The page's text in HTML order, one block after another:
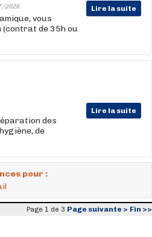
2026 Lire la suite
vous
de 35h ou
Lire la suite
des
de
pour :
Page 1 de 3 Page suivante > Fin >>